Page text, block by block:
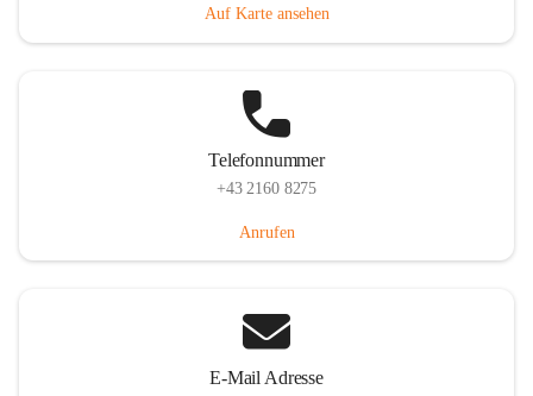
Auf Karte ansehen
Telefonnummer
+43 2160 8275
Anrufen
E-Mail Adresse